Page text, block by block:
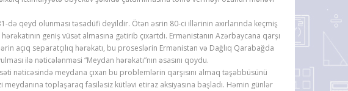
qeyd olunması təsadüfi deyildir. Ötən əsrin 80-ci illərinin axırlarında keçmiş
geniş vüsət almasına gətirib çıxartdı. Ermənistanın Azərbaycana qarşı
açıq separatçılıq hərəkatı, bu proseslərin Ermənistan və Dağlıq Qarabağda
ilə nəticələnməsi “Meydan hərəkatı”nın əsasını qoydu.
nəticəsində meydana çıxan bu problemlərin qarşısını almaq təşəbbüsünü
toplaşaraq fasiləsiz kütləvi etiraz aksiyasına başladı. Həmin günlər